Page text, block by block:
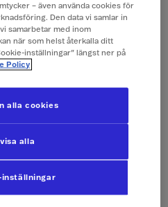
9 kr/min
– även använda cookies för
Den data vi samlar in
samarbetar med inom
när som helst återkalla ditt
inställningar” längst ner på
Policy
inställningar
alla
alla cookies